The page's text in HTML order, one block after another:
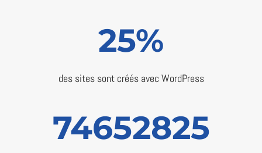
25%
des sites sont créés avec WordPress
74652825